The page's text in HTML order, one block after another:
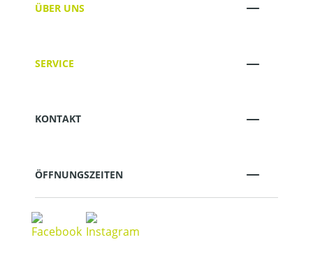
ÜBER UNS
SERVICE
KONTAKT
ÖFFNUNGSZEITEN